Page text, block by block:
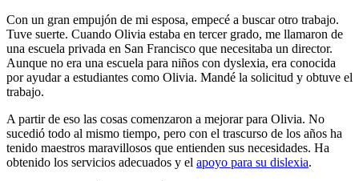
Con un gran empujón de mi esposa, empecé a buscar otro trabajo.
Tuve suerte. Cuando Olivia estaba en tercer grado, me llamaron de
una escuela privada en San Francisco que necesitaba un director.
Aunque no era una escuela para niños con dyslexia, era conocida
por ayudar a estudiantes como Olivia. Mandé la solicitud y obtuve el
trabajo.
A partir de eso las cosas comenzaron a mejorar para Olivia. No
sucedió todo al mismo tiempo, pero con el trascurso de los años ha
tenido maestros maravillosos que entienden sus necesidades. Ha
obtenido los servicios adecuados y el apoyo para su dislexia.